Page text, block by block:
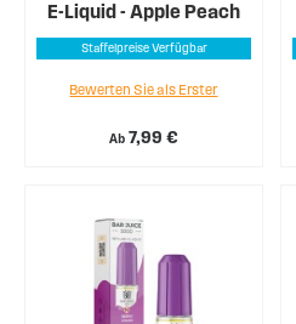
E-Liquid - Apple Peach
Staffelpreise Verfügbar
Ab 7,99 €
Bewerten Sie als Erster